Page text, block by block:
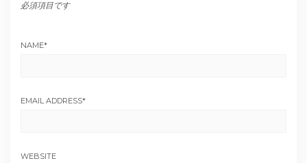
必須項目です
NAME*
EMAIL ADDRESS*
WEBSITE